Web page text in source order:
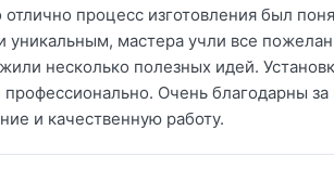
процесс изготовления был
уникальным, мастера учли все
несколько полезных идей.
профессионально. Очень благодарны
и качественную работу.